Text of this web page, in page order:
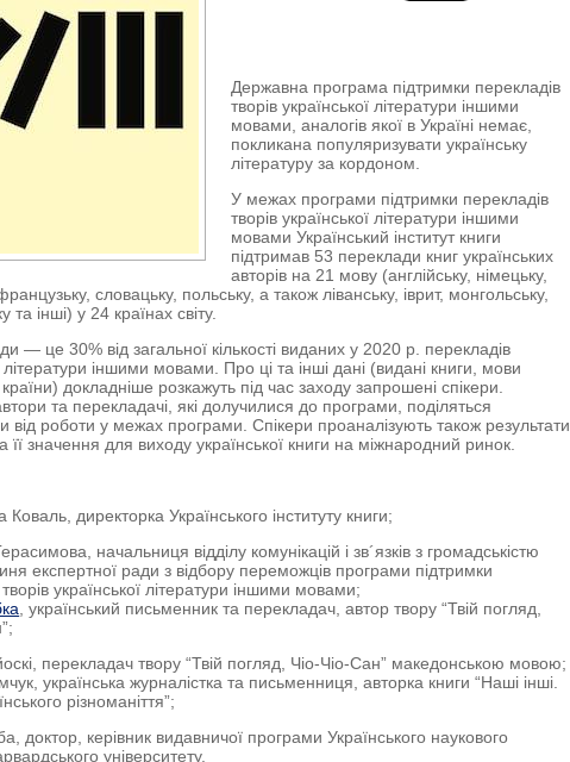
Державна програма підтримки перекладів
творів української літератури іншими
мовами, аналогів якої в Україні немає,
покликана популяризувати українську
літературу за кордоном.
У межах програми підтримки перекладів
творів української літератури іншими
мовами Український інститут книги
підтримав 53 переклади книг українських
авторів на 21 мову (англійську, німецьку,
французьку, словацьку, польську, а також ліванську, іврит, монгольську,
та інші) у 24 країнах світу.
— це 30% від загальної кількості виданих у 2020 р. перекладів
літератури іншими мовами. Про ці та інші дані (видані книги, мови
докладніше розкажуть під час заходу запрошені спікери.
та перекладачі, які долучилися до програми, поділяться
від роботи у межах програми. Спікери проаналізують також результати
її значення для виходу української книги на міжнародний ринок.
директорка Українського інституту книги;
начальниця відділу комунікацій і зв´язків з громадськістю
експертної ради з відбору переможців програми підтримки
української літератури іншими мовами;
, український письменник та перекладач, автор твору “Твій погляд,
перекладач твору “Твій погляд, Чіо-Чіо-Сан” македонською мовою;
українська журналістка та письменниця, авторка книги “Наші інші.
різноманіття”;
доктор, керівник видавничої програми Українського наукового
університету.